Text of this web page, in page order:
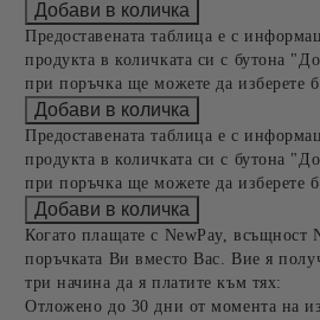
Предоставената таблица е с
продукта в количката си с бутона
при поръчка ще можете да изберете
Предоставената таблица е с
продукта в количката си с бутона
при поръчка ще можете да изберете
Когато плащате с NewPay, всъщност
поръчката Ви вместо Вас. Вие я
три начина да я платите към тях:
Отложено до 30 дни от момента на